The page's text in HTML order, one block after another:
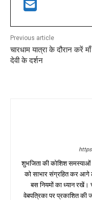
Previous article
चारधाम यात्रा के दौरान करें माँ
देवी के दर्शन
शुभजिता की कोशिश
को साभार संग्रहित कर
बस नियमों का ध्यान
वेबपत्रिका पर प्रकाशित